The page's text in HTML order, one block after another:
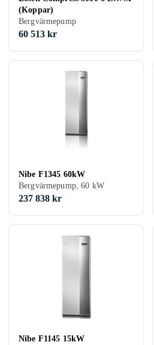
(Koppar)
Bergvärmepump
60 513 kr
Nibe F1345 60kW
Bergvärmepump, 60 kW
237 838 kr
Nibe F1145 15kW